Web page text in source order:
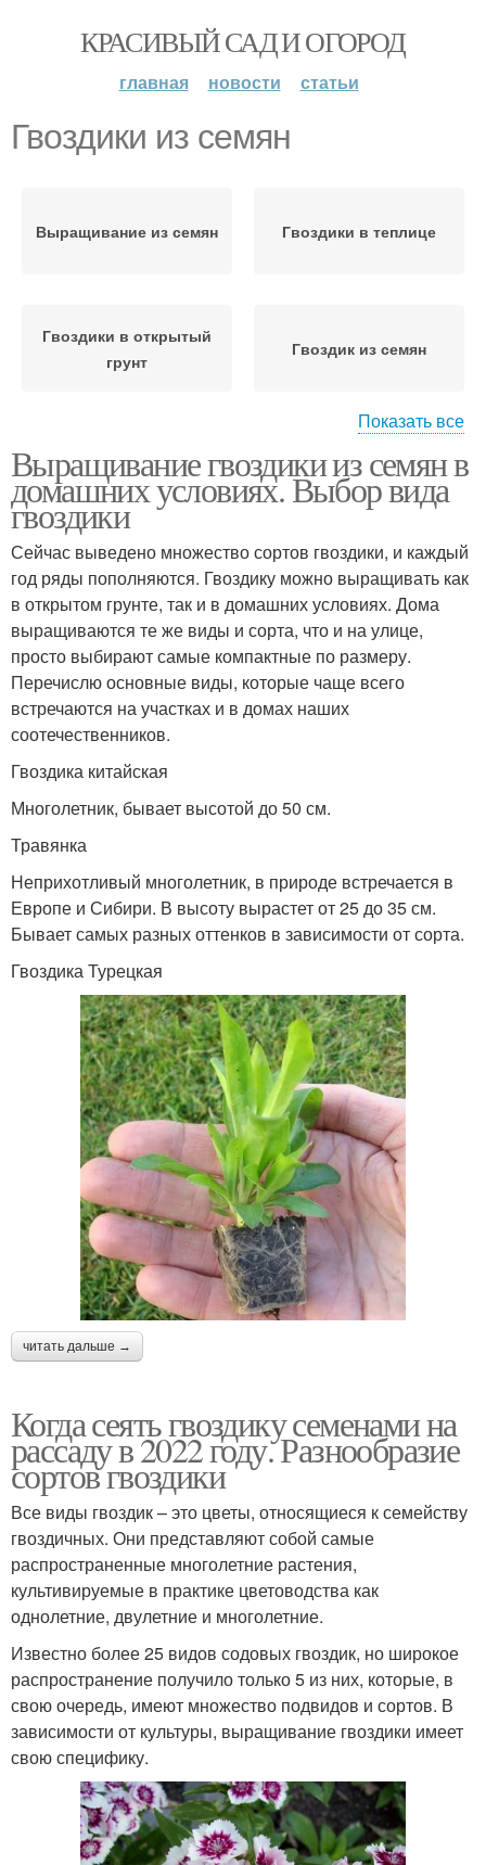
КРАСИВЫЙ САД И ОГОРОД
главная новости статьи
Гвоздики из семян
Выращивание из семян Гвоздики в теплице
Гвоздики в открытый
грунт
Гвоздик из семян
Гвоздики на рассаду
гвоздики
Садовые гвоздики Турецкая гвоздика
Гвоздик в теплицах
Показать все
Выращивание гвоздики из семян в
домашних условиях. Выбор вида
гвоздики
Сейчас выведено множество сортов гвоздики, и каждый
год ряды пополняются. Гвоздику можно выращивать как
в открытом грунте, так и в домашних условиях. Дома
выращиваются те же виды и сорта, что и на улице,
просто выбирают самые компактные по размеру.
Перечислю основные виды, которые чаще всего
встречаются на участках и в домах наших
соотечественников.
Гвоздика китайская
Многолетник, бывает высотой до 50 см.
Травянка
Неприхотливый многолетник, в природе встречается в
Европе и Сибири. В высоту вырастет от 25 до 35 см.
Бывает самых разных оттенков в зависимости от сорта.
Гвоздика Турецкая
читать дальше →
Когда сеять гвоздику семенами на
рассаду в 2022 году. Разнообразие
сортов гвоздики
Все виды гвоздик – это цветы, относящиеся к семейству
гвоздичных. Они представляют собой самые
распространенные многолетние растения,
культивируемые в практике цветоводства как
однолетние, двулетние и многолетние.
Известно более 25 видов содовых гвоздик, но широкое
распространение получило только 5 из них, которые, в
свою очередь, имеют множество подвидов и сортов. В
зависимости от культуры, выращивание гвоздики имеет
свою специфику.